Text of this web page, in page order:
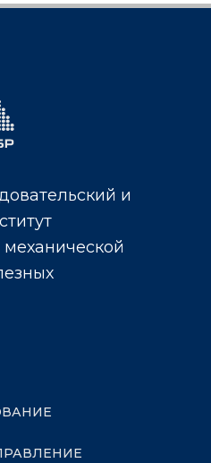
и